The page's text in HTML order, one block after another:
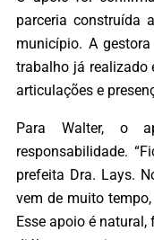
parceria construída
município. A
trabalho já realizado
articulações e
Para Walter, o
responsabilidade.
prefeita Dra. Lays.
vem de muito
Esse apoio é